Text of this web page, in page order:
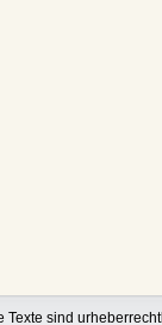
Texte sind